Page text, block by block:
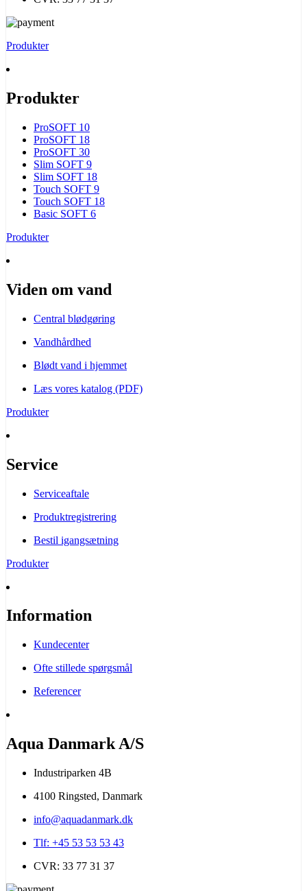
Produkter
Produkter
ProSOFT 10
ProSOFT 18
ProSOFT 30
Slim SOFT 9
Slim SOFT 18
Touch SOFT 9
Touch SOFT 18
Basic SOFT 6
Produkter
Viden om vand
Central blødgøring
Vandhårdhed
Blødt vand i hjemmet
Læs vores katalog (PDF)
Produkter
Service
Serviceaftale
Produktregistrering
Bestil igangsætning
Produkter
Information
Kundecenter
Ofte stillede spørgsmål
Referencer
Aqua Danmark A/S
Industriparken 4B
4100 Ringsted, Danmark
info@aquadanmark.dk
Tlf: +45 53 53 53 43
CVR: 33 77 31 37